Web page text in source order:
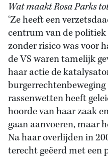
Wat maakt Rosa Parks
‘Ze heeft een
centrum van de
zonder risico was voor
de VS waren tamelijk
haar actie de
rassenwetten heeft
hoorde van haar zaak
gaan aanvoeren, maar
Na haar overlijden in
terecht geëerd met een